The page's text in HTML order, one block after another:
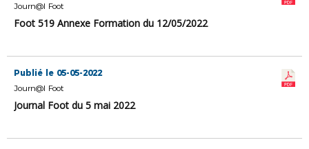
Journ@l Foot
Foot 519 Annexe Formation du 12/05/2022
Publié le 05-05-2022
Journ@l Foot
Journal Foot du 5 mai 2022